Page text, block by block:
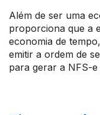
Além de ser uma
proporciona que a
economia de
emitir a ordem de
para gerar a NFS-